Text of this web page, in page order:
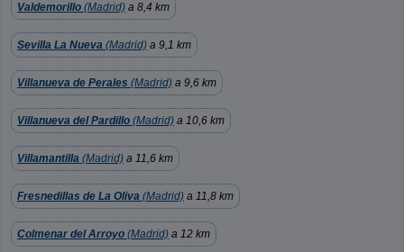
Valdemorillo (Madrid) a 8,4 km
Sevilla La Nueva (Madrid) a 9,1 km
Villanueva de Perales (Madrid) a 9,6 km
Villanueva del Pardillo (Madrid) a 10,6 km
Villamantilla (Madrid) a 11,6 km
Fresnedillas de La Oliva (Madrid) a 11,8 km
Colmenar del Arroyo (Madrid) a 12 km